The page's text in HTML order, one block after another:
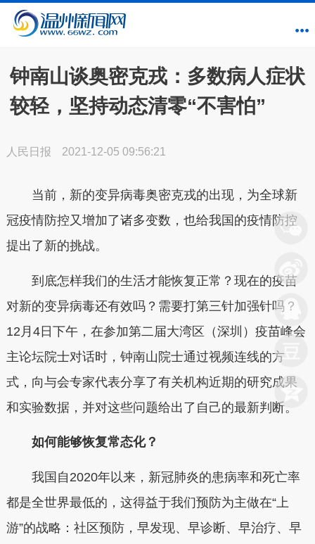
钟南山谈奥密克戎：多数病人症状
较轻，坚持动态清零“不害怕”
人民日报 2021-12-05 09:56:21
当前，新的变异病毒奥密克戎的出现，为全球新
冠疫情防控又增加了诸多变数，也给我国的疫情防控
提出了新的挑战。
到底怎样我们的生活才能恢复正常？现在的疫苗
对新的变异病毒还有效吗？需要打第三针加强针吗？
12月4日下午，在参加第二届大湾区（深圳）疫苗峰会
主论坛院士对话时，钟南山院士通过视频连线的方
式，向与会专家代表分享了有关机构近期的研究成果
和实验数据，并对这些问题给出了自己的最新判断。
如何能够恢复常态化？
我国自2020年以来，新冠肺炎的患病率和死亡率
都是全世界最低的，这得益于我们预防为主做在“上
游”的战略：社区预防，早发现、早诊断、早治疗、早